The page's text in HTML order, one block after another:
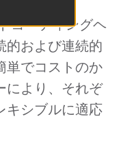
コーティングヘ
的および連続的
単でコストのか
により、それぞ
キシブルに適応